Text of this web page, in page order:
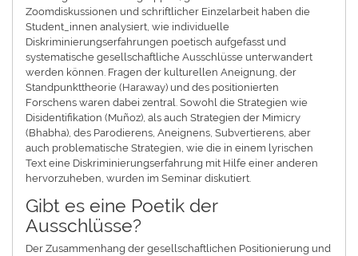
Zoomdiskussionen und schriftlicher Einzelarbeit haben die
Student_innen analysiert, wie individuelle
Diskriminierungserfahrungen poetisch aufgefasst und
systematische gesellschaftliche Ausschlüsse unterwandert
werden können. Fragen der kulturellen Aneignung, der
Standpunkttheorie (Haraway) und des positionierten
Forschens waren dabei zentral. Sowohl die Strategien wie
Disidentifikation (Muñoz), als auch Strategien der Mimicry
(Bhabha), des Parodierens, Aneignens, Subvertierens, aber
auch problematische Strategien, wie die in einem lyrischen
Text eine Diskriminierungserfahrung mit Hilfe einer anderen
hervorzuheben, wurden im Seminar diskutiert.
Gibt es eine Poetik der
Ausschlüsse?
Der Zusammenhang der gesellschaftlichen Positionierung und